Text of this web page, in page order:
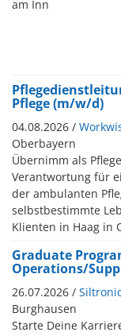
am Inn
Pflege (m/w/d)
04.08.2026 /
Oberbayern
Übernimm als
Verantwortung für
der ambulanten
selbstbestimmte
Klienten in Haag in
Graduate
Operations/
26.07.2026 /
Burghausen
Starte Deine